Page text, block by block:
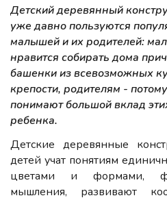
Детский деревянный
уже давно пользуются
малышей и их родителей:
нравится собирать дома
башенки из всевозможных
крепости, родителям -
понимают большой вклад
ребенка.
Детские деревянные
детей учат понятиям
цветами и формами,
мышления, развивают